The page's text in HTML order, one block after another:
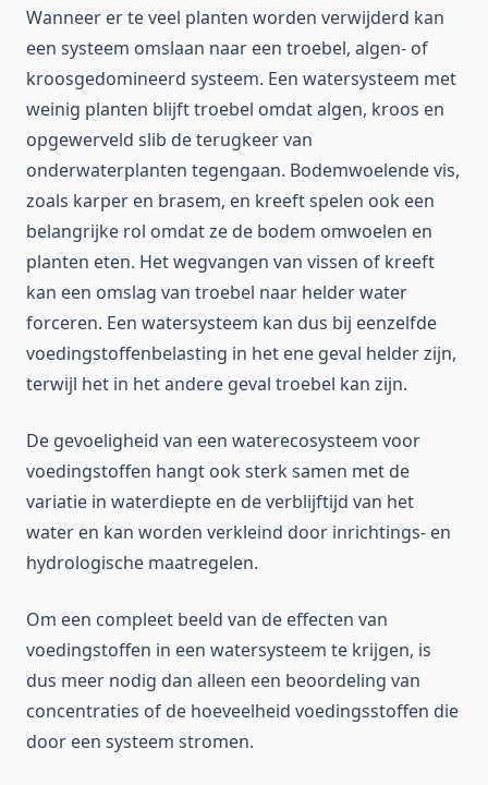
Wanneer er te veel planten worden verwijderd kan
een systeem omslaan naar een troebel, algen- of
kroosgedomineerd systeem. Een watersysteem met
weinig planten blijft troebel omdat algen, kroos en
opgewerveld slib de terugkeer van
onderwaterplanten tegengaan. Bodemwoelende vis,
zoals karper en brasem, en kreeft spelen ook een
belangrijke rol omdat ze de bodem omwoelen en
planten eten. Het wegvangen van vissen of kreeft
kan een omslag van troebel naar helder water
forceren. Een watersysteem kan dus bij eenzelfde
voedingstoffenbelasting in het ene geval helder zijn,
terwijl het in het andere geval troebel kan zijn.
De gevoeligheid van een waterecosysteem voor
voedingstoffen hangt ook sterk samen met de
variatie in waterdiepte en de verblijftijd van het
water en kan worden verkleind door inrichtings- en
hydrologische maatregelen.
Om een compleet beeld van de effecten van
voedingstoffen in een watersysteem te krijgen, is
dus meer nodig dan alleen een beoordeling van
concentraties of de hoeveelheid voedingsstoffen die
door een systeem stromen.